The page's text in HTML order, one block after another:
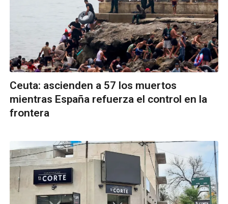
Ceuta: ascienden a 57 los muertos
mientras España refuerza el control en la
frontera